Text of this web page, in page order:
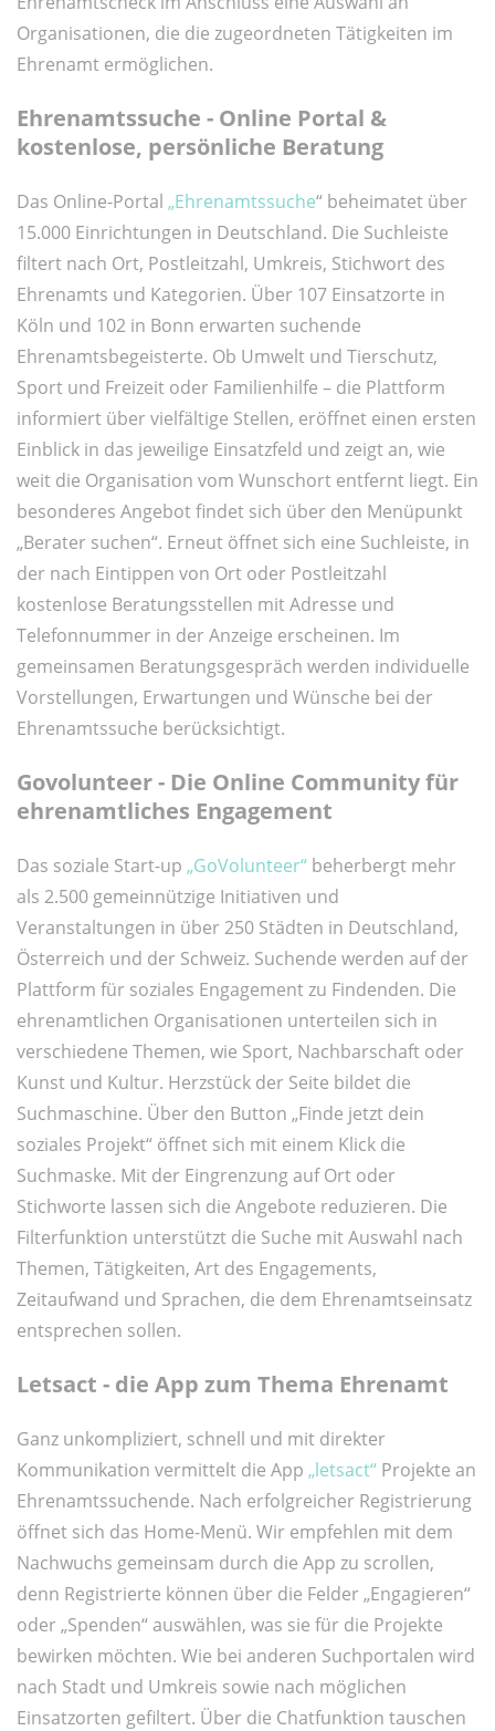
Organisationen, die die zugeordneten Tätigkeiten im
Ehrenamt ermöglichen.
Ehrenamtssuche - Online Portal &
kostenlose, persönliche Beratung
Das Online-Portal „Ehrenamtssuche“ beheimatet über
15.000 Einrichtungen in Deutschland. Die Suchleiste
filtert nach Ort, Postleitzahl, Umkreis, Stichwort des
Ehrenamts und Kategorien. Über 107 Einsatzorte in
Köln und 102 in Bonn erwarten suchende
Ehrenamtsbegeisterte. Ob Umwelt und Tierschutz,
Sport und Freizeit oder Familienhilfe – die Plattform
informiert über vielfältige Stellen, eröffnet einen ersten
Einblick in das jeweilige Einsatzfeld und zeigt an, wie
weit die Organisation vom Wunschort entfernt liegt. Ein
besonderes Angebot findet sich über den Menüpunkt
„Berater suchen“. Erneut öffnet sich eine Suchleiste, in
der nach Eintippen von Ort oder Postleitzahl
kostenlose Beratungsstellen mit Adresse und
Telefonnummer in der Anzeige erscheinen. Im
gemeinsamen Beratungsgespräch werden individuelle
Vorstellungen, Erwartungen und Wünsche bei der
Ehrenamtssuche berücksichtigt.
Govolunteer - Die Online Community für
ehrenamtliches Engagement
Das soziale Start-up „GoVolunteer“ beherbergt mehr
als 2.500 gemeinnützige Initiativen und
Veranstaltungen in über 250 Städten in Deutschland,
Österreich und der Schweiz. Suchende werden auf der
Plattform für soziales Engagement zu Findenden. Die
ehrenamtlichen Organisationen unterteilen sich in
verschiedene Themen, wie Sport, Nachbarschaft oder
Kunst und Kultur. Herzstück der Seite bildet die
Suchmaschine. Über den Button „Finde jetzt dein
soziales Projekt“ öffnet sich mit einem Klick die
Suchmaske. Mit der Eingrenzung auf Ort oder
Stichworte lassen sich die Angebote reduzieren. Die
Filterfunktion unterstützt die Suche mit Auswahl nach
Themen, Tätigkeiten, Art des Engagements,
Zeitaufwand und Sprachen, die dem Ehrenamtseinsatz
entsprechen sollen.
Letsact - die App zum Thema Ehrenamt
Ganz unkompliziert, schnell und mit direkter
Kommunikation vermittelt die App „letsact“ Projekte an
Ehrenamtssuchende. Nach erfolgreicher Registrierung
öffnet sich das Home-Menü. Wir empfehlen mit dem
Nachwuchs gemeinsam durch die App zu scrollen,
denn Registrierte können über die Felder „Engagieren“
oder „Spenden“ auswählen, was sie für die Projekte
bewirken möchten. Wie bei anderen Suchportalen wird
nach Stadt und Umkreis sowie nach möglichen
Einsatzorten gefiltert. Über die Chatfunktion tauschen